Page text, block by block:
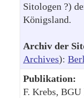
Sitologen ?)
Königsland.
Archiv der
Archives):
Publikation:
F. Krebs,